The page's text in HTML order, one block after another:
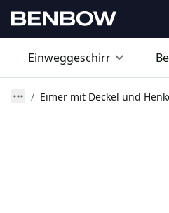
Einweggeschirr
Eimer mit Deckel und